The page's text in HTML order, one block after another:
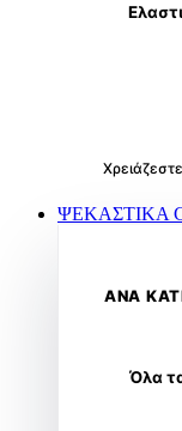
ΨΕΚΑΣΤΙΚΑ
ΑΝΑ
Όλα